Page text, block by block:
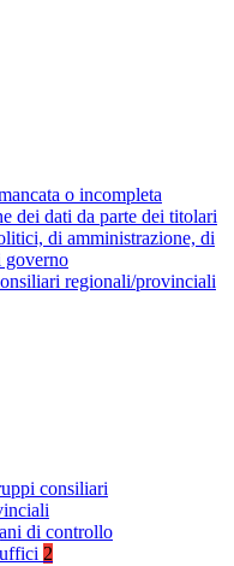
o incompleta
dei dati da parte dei titolari
di amministrazione, di
governo
regionali/provinciali
consiliari
di controllo
2